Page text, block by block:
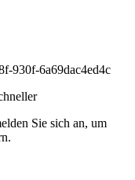
930f-6a69dac4ed4c
Sie sich an, um